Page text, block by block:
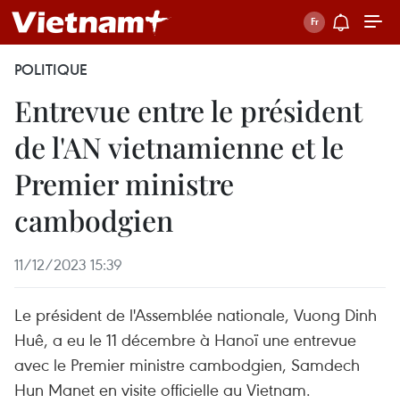
POLITIQUE
Entrevue entre le président
de l'AN vietnamienne et le
Premier ministre
cambodgien
11/12/2023 15:39
Le président de l'Assemblée nationale, Vuong Dinh
Huê, a eu le 11 décembre à Hanoï une entrevue
avec le Premier ministre cambodgien, Samdech
Hun Manet en visite officielle au Vietnam.